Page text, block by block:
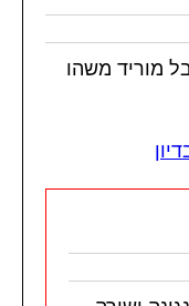
מוריד משהו